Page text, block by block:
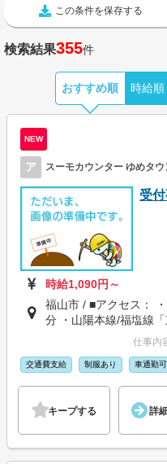
この条件を保存する
検索結果355件
おすすめ順 時給順
NEW
ア スーモカウンター ゆめタ
受
時給1,090円～
福山市 / ■アクセス：
分 ・山陽本線/福塩線「
仕事内
交通費支給 制服あり 車通勤可
キープする 詳